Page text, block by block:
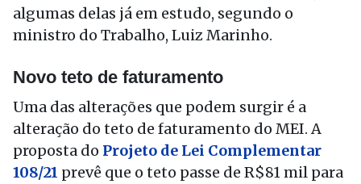
algumas delas já em estudo, segundo o
ministro do Trabalho, Luiz Marinho.
Novo teto de faturamento
Uma das alterações que podem surgir é a
alteração do teto de faturamento do MEI. A
proposta do Projeto de Lei Complementar
108/21 prevê que o teto passe de R$81 mil para